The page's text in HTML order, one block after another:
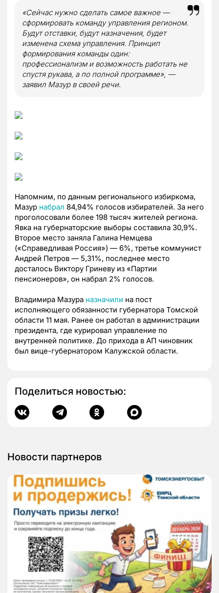
«Сейчас нужно сделать самое важное —
сформировать команду управления регионом.
Будут отставки, будут назначения, будет
изменена схема управления. Принцип
формирования команды один:
профессионализм и возможность работать не
спустя рукава, а по полной программе», —
заявил Мазур в своей речи.
Напомним, по данным регионального избиркома,
Мазур набрал 84,94% голосов избирателей. За него
проголосовали более 198 тысяч жителей региона.
Явка на губернаторские выборы составила 30,9%.
Второе место заняла Галина Немцева
(«Справедливая Россия») — 6%, третье коммунист
Андрей Петров — 5,31%, последнее место
досталось Виктору Гриневу из «Партии
пенсионеров», он набрал 2% голосов.
Владимира Мазура назначили на пост
исполняющего обязанности губернатора Томской
области 11 мая. Ранее он работал в администрации
президента, где курировал управление по
внутренней политике. До прихода в АП чиновник
был вице-губернатором Калужской области.
Поделиться новостью:
Новости партнеров